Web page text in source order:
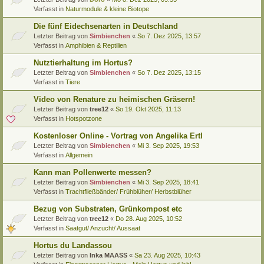
Verfasst in Naturmodule & kleine Biotope
Die fünf Eidechsenarten in Deutschland
Letzter Beitrag von Simbienchen « So 7. Dez 2025, 13:57
Verfasst in Amphibien & Reptilien
Nutztierhaltung im Hortus?
Letzter Beitrag von Simbienchen « So 7. Dez 2025, 13:15
Verfasst in Tiere
Video von Renature zu heimischen Gräsern!
Letzter Beitrag von tree12 « So 19. Okt 2025, 11:13
Verfasst in Hotspotzone
Kostenloser Online - Vortrag von Angelika Ertl
Letzter Beitrag von Simbienchen « Mi 3. Sep 2025, 19:53
Verfasst in Allgemein
Kann man Pollenwerte messen?
Letzter Beitrag von Simbienchen « Mi 3. Sep 2025, 18:41
Verfasst in Trachtfließbänder/ Frühblüher/ Herbstblüher
Bezug von Substraten, Grünkompost etc
Letzter Beitrag von tree12 « Do 28. Aug 2025, 10:52
Verfasst in Saatgut/ Anzucht/ Aussaat
Hortus du Landassou
Letzter Beitrag von Inka MAASS « Sa 23. Aug 2025, 10:43